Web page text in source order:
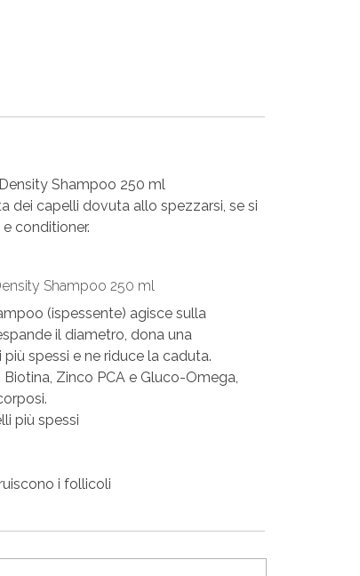
Shampoo 250 ml
dei capelli dovuta allo spezzarsi, se si
conditioner.
Shampoo 250 ml
(ispessente) agisce sulla
il diametro, dona una
spessi e ne riduce la caduta.
Zinco PCA e Gluco-Omega,
più spessi
i follicoli